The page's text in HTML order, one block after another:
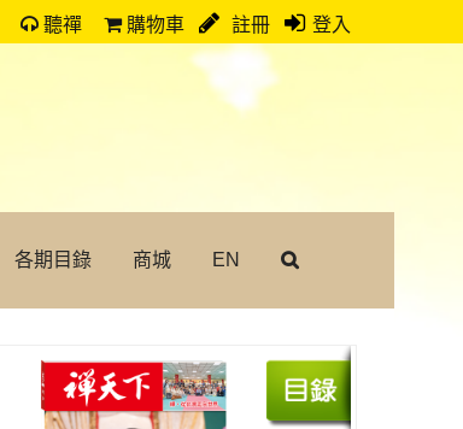
聽禪 購物車 註冊 登入
各期目錄 商城 EN